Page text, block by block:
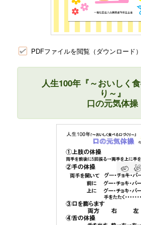
PDFファイルを閲覧（ダウンロード
人生100年『～おいしく
り～』
口の元気体操